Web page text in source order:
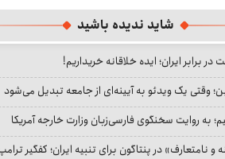
شاید ندیده باشید
برابر ایران؛ ایده خلاقانه خریداریم!
وقتی یک ویدئو به آیینه‌ای از جامعه تبدیل می‌شود
به روایت سخنگوی فارسی‌زبان وزارت خارجه آمریکا
و نامتعارف» در پنتاگون برای تنبیه ایران؛ کفگیر